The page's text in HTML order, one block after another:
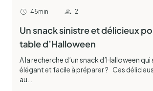
45min 2
Un snack sinistre et délicieux
table d’Halloween
A la recherche d’un snack d’Halloween
élégant et facile à préparer ? Ces
au…